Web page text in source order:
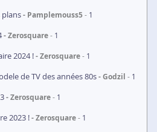
plans Pamplemouss5 1
Zerosquare 1
2024 ! Zerosquare 1
de TV des années 80s Godzil 1
Zerosquare 1
2023 ! Zerosquare 1